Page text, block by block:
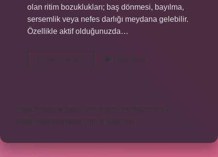
olan ritim bozuklukları; baş dönmesi, bayılma,
sersemlik veya nefes darlığı meydana gelebilir.
Özellikle aktif olduğunuzda…
Devamını okuyun
Bozuk
Yorum Bırak
https://motorkulubu.com
https://mcifuar.com.tr
https://saytasinsaat.com.tr Sitemap